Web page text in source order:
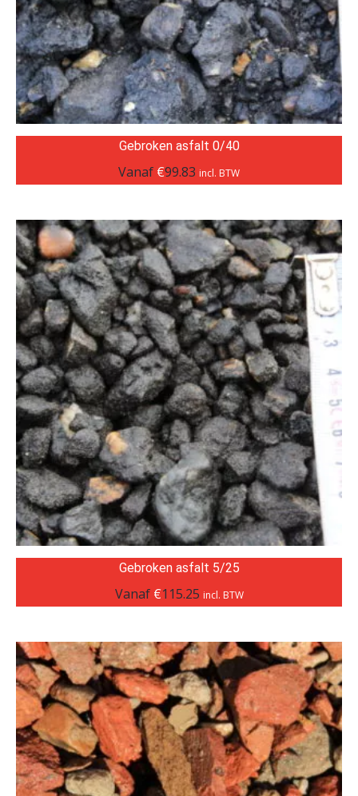
Gebroken asfalt 0/40
Vanaf €99.83 incl. BTW
Gebroken asfalt 5/25
Vanaf €115.25 incl. BTW